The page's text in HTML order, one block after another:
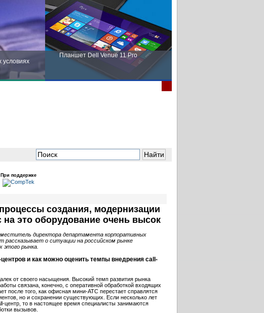
условиях
Планшет Dell Venue 11 Pro
При поддержке
создания, модернизации
на это оборудование очень высок
директора департамента корпоративных
о ситуации на российском рынке
этого рынка.
и как можно оценить темпы внедрения call-
от своего насыщения. Высокий темп развития рынка
связана, конечно, с оперативной обработкой входящих
после того, как офисная мини-АТС перестает справлятся
но и сохранении существующих. Если несколько лет
центр, то в настоящее время специалисты занимаются
вызывов.